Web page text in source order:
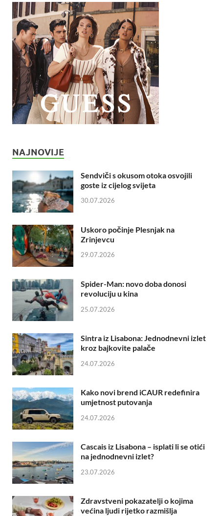
NAJNOVIJE
Sendviči s okusom otoka osvojili
goste iz cijelog svijeta
30.07.2026
Uskoro počinje Plesnjak na
Zrinjevcu
29.07.2026
Spider-Man: novo doba donosi
revoluciju u kina
25.07.2026
Sintra iz Lisabona: Jednodnevni izlet
kroz bajkovite palače
24.07.2026
Kako novi brend iCAUR redefinira
umjetnost putovanja
24.07.2026
Cascais iz Lisabona – isplati li se otići
na jednodnevni izlet?
23.07.2026
Zdravstveni pokazatelji o kojima
većina ljudi rijetko razmišlja